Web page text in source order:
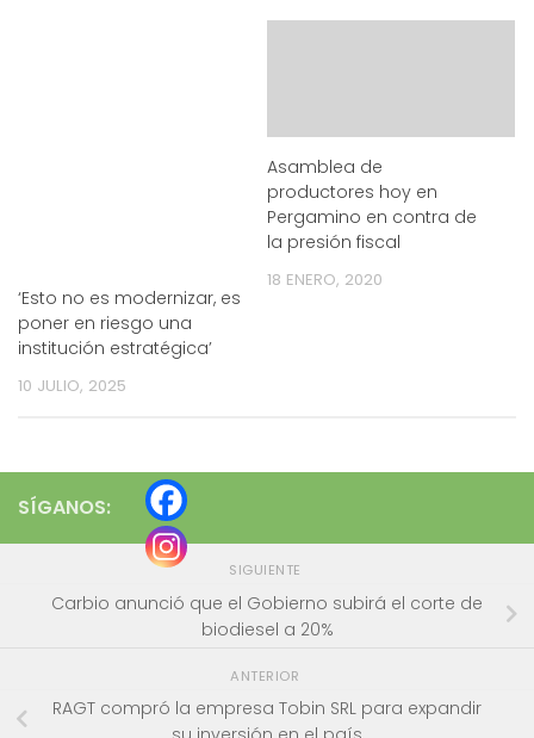
‘Esto no es modernizar, es
poner en riesgo una
institución estratégica’
10 JULIO, 2025
Asamblea de
productores hoy en
Pergamino en contra de
la presión fiscal
18 ENERO, 2020
SÍGANOS:
SIGUIENTE
Carbio anunció que el Gobierno subirá el corte de
biodiesel a 20%
ANTERIOR
RAGT compró la empresa Tobin SRL para expandir